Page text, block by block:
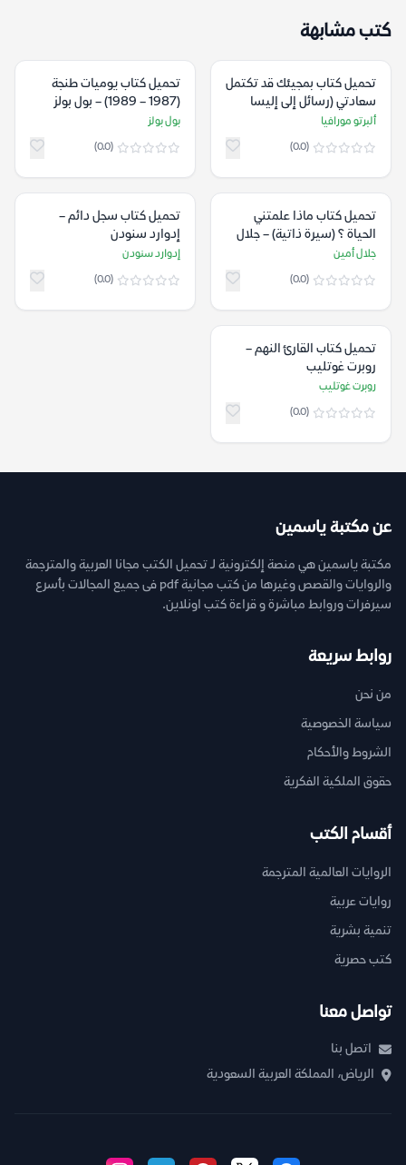
كتب مشابهة
تحميل كتاب بمجيئك قد تكتمل
سعادتي (رسائل إلى إليسا
مورانته) – ألبرتو مورافيا
ألبرتو مورافيا
(0.0)
تحميل كتاب يوميات طنجة
(1987 – 1989) – بول بولز
بول بولز
(0.0)
تحميل كتاب ماذا علمتني
الحياة ؟ (سيرة ذاتية) – جلال
أمين
جلال أمين
(0.0)
تحميل كتاب سجل دائم –
إدوارد سنودن
إدوارد سنودن
(0.0)
تحميل كتاب القارئ النهم –
روبرت غوتليب
روبرت غوتليب
(0.0)
عن مكتبة ياسمين
مكتبة ياسمين هي منصة إلكترونية لـ تحميل الكتب مجانا العربية والمترجمة
والروايات والقصص وغيرها من كتب مجانية pdf فى جميع المجالات بأسرع
سيرفرات وروابط مباشرة و قراءة كتب اونلاين.
روابط سريعة
من نحن
سياسة الخصوصية
الشروط والأحكام
حقوق الملكية الفكرية
أقسام الكتب
الروايات العالمية المترجمة
روايات عربية
تنمية بشرية
كتب حصرية
تواصل معنا
اتصل بنا
الرياض، المملكة العربية السعودية